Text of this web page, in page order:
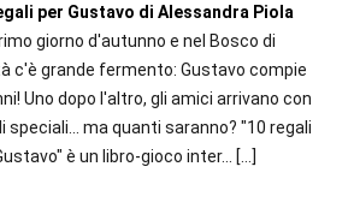
per Gustavo di Alessandra Piola
giorno d'autunno e nel Bosco di
c'è grande fermento: Gustavo compie
Uno dopo l'altro, gli amici arrivano con
speciali... ma quanti saranno? "10 regali
è un libro-gioco inter...
[…]